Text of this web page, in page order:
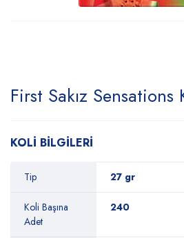
First Sakız
KOLİ BİLGİLERİ
Tip 27 gr
Koli Başına
Adet
240